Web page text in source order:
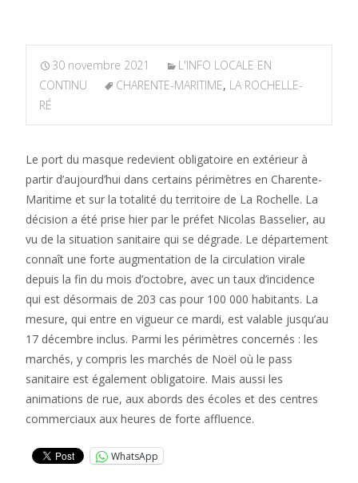
30 novembre 2021
L'INFO LOCALE EN
CONTINU
CHARENTE-MARITIME, LA ROCHELLE-
RÉ
Le port du masque redevient obligatoire en extérieur à
partir d’aujourd’hui dans certains périmètres en Charente-
Maritime et sur la totalité du territoire de La Rochelle. La
décision a été prise hier par le préfet Nicolas Basselier, au
vu de la situation sanitaire qui se dégrade. Le département
connaît une forte augmentation de la circulation virale
depuis la fin du mois d’octobre, avec un taux d’incidence
qui est désormais de 203 cas pour 100 000 habitants. La
mesure, qui entre en vigueur ce mardi, est valable jusqu’au
17 décembre inclus. Parmi les périmètres concernés : les
marchés, y compris les marchés de Noël où le pass
sanitaire est également obligatoire. Mais aussi les
animations de rue, aux abords des écoles et des centres
commerciaux aux heures de forte affluence.
WhatsApp